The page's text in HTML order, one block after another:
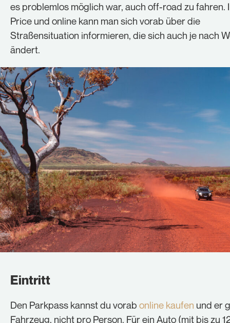
es problemlos möglich war, auch off-road zu fahren.
Price und online kann man sich vorab über die
Straßensituation informieren, die sich auch je nach
ändert.
Eintritt
Den Parkpass kannst du vorab online kaufen und er
Fahrzeug, nicht pro Person. Für ein Auto (mit bis zu